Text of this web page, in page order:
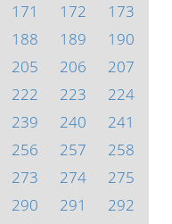
171 172
173
188 189
190
205 206
207
222 223
224
239 240
241
256 257
258
273 274
275
290 291
292